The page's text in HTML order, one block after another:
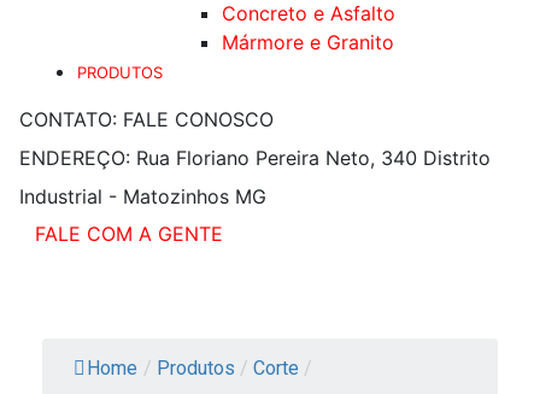
Concreto e Asfalto
Mármore e Granito
PRODUTOS
CONTATO: FALE CONOSCO
ENDEREÇO: Rua Floriano Pereira Neto, 340 Distrito
Industrial - Matozinhos MG
FALE COM A GENTE
Home / Produtos / Corte /